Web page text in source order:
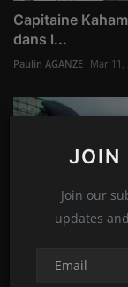
JOIN
Join our
updates
Capitaine
dans l...
Paulin AGANZE Mar 11,